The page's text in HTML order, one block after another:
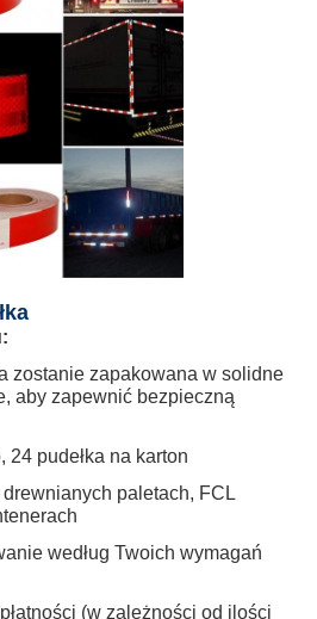
zostanie zapakowana w solidne
aby zapewnić bezpieczną
24 pudełka na karton
paletach, FCL
według Twoich wymagań
(w zależności od ilości